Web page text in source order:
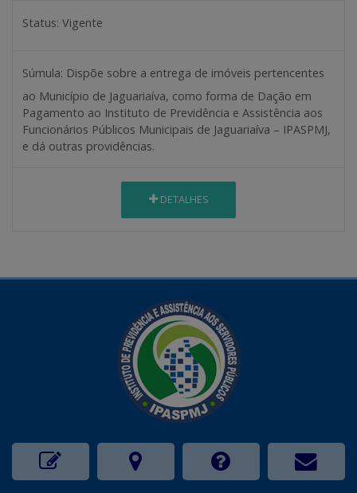
Status: Vigente
Súmula: Dispõe sobre a entrega de imóveis pertencentes
ao Município de Jaguariaíva, como forma de Dação em
Pagamento ao Instituto de Previdência e Assistência aos
Funcionários Públicos Municipais de Jaguariaíva – IPASPMJ,
e dá outras providências.
DETALHES